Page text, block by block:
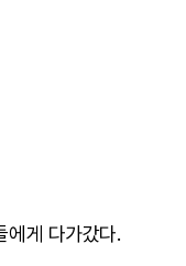
에게 다가갔다.